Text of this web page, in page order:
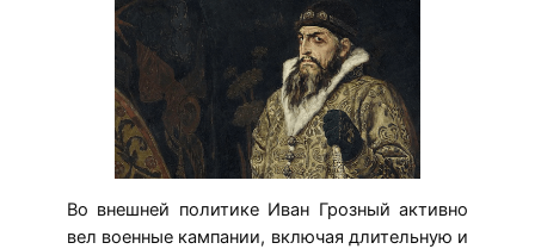
Во внешней политике Иван Грозный активно
вел военные кампании, включая длительную и